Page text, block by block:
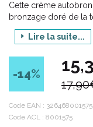
Cette crème
bronzage doré de la
Sa texture soyeuse
corps. Elle s’étale
de traces. Ses nacres
subtil éclat irisé.
Son parfum
Soin formulé et
Lire la suite...
-14%
Code EAN :
Code ACL : 8001575